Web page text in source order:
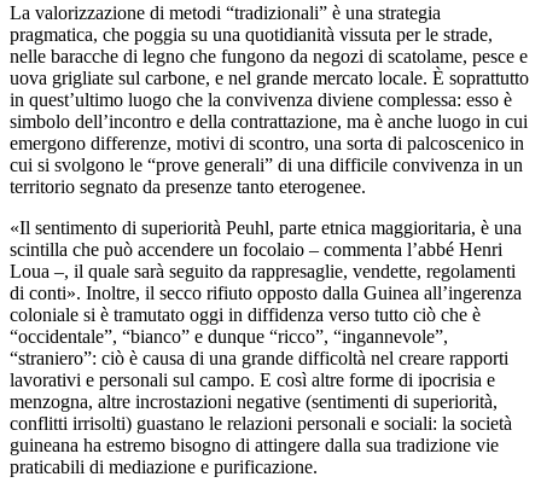
La valorizzazione di metodi “tradizionali” è una strategia
pragmatica, che poggia su una quotidianità vissuta per le strade,
nelle baracche di legno che fungono da negozi di scatolame, pesce e
uova grigliate sul carbone, e nel grande mercato locale. È soprattutto
in quest’ultimo luogo che la convivenza diviene complessa: esso è
simbolo dell’incontro e della contrattazione, ma è anche luogo in cui
emergono differenze, motivi di scontro, una sorta di palcoscenico in
cui si svolgono le “prove generali” di una difficile convivenza in un
territorio segnato da presenze tanto eterogenee.
«Il sentimento di superiorità Peuhl, parte etnica maggioritaria, è una
scintilla che può accendere un focolaio – commenta l’abbé Henri
Loua –, il quale sarà seguito da rappresaglie, vendette, regolamenti
di conti». Inoltre, il secco rifiuto opposto dalla Guinea all’ingerenza
coloniale si è tramutato oggi in diffidenza verso tutto ciò che è
“occidentale”, “bianco” e dunque “ricco”, “ingannevole”,
“straniero”: ciò è causa di una grande difficoltà nel creare rapporti
lavorativi e personali sul campo. E così altre forme di ipocrisia e
menzogna, altre incrostazioni negative (sentimenti di superiorità,
conflitti irrisolti) guastano le relazioni personali e sociali: la società
guineana ha estremo bisogno di attingere dalla sua tradizione vie
praticabili di mediazione e purificazione.